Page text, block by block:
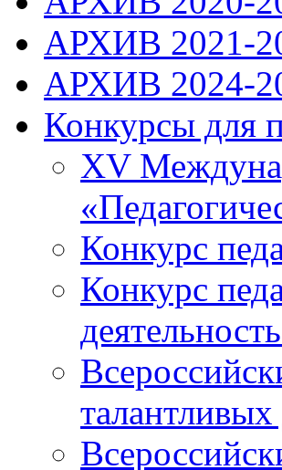
АРХИВ 2021-
АРХИВ 2024-
Конкурсы для
XV
Конкурс
Конкурс
талантливых